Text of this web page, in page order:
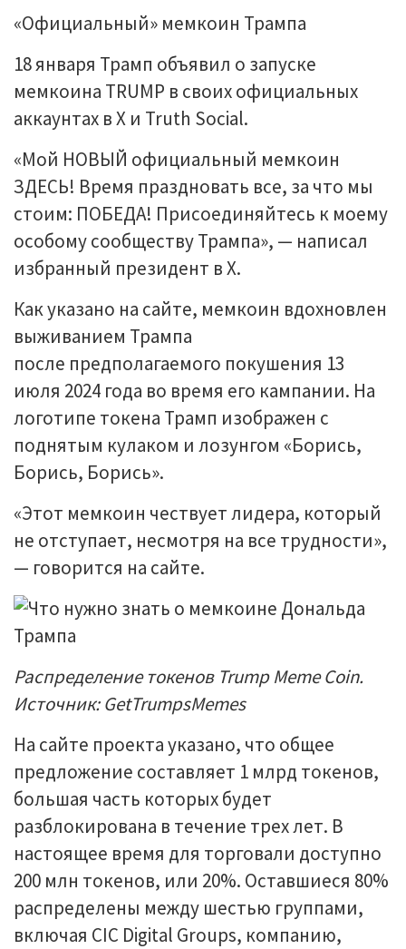
«Официальный» мемкоин Трампа
18 января Трамп объявил о запуске
мемкоина TRUMP в своих официальных
аккаунтах в X и Truth Social.
«Мой НОВЫЙ официальный мемкоин
ЗДЕСЬ! Время праздновать все, за что мы
стоим: ПОБЕДА! Присоединяйтесь к моему
особому сообществу Трампа», — написал
избранный президент в X.
Как указано на сайте, мемкоин вдохновлен
выживанием Трампа
после предполагаемого покушения 13
июля 2024 года во время его кампании. На
логотипе токена Трамп изображен с
поднятым кулаком и лозунгом «Борись,
Борись, Борись».
«Этот мемкоин чествует лидера, который
не отступает, несмотря на все трудности»,
— говорится на сайте.
Распределение токенов Trump Meme Coin.
Источник: GetTrumpsMemes
На сайте проекта указано, что общее
предложение составляет 1 млрд токенов,
большая часть которых будет
разблокирована в течение трех лет. В
настоящее время для торговали доступно
200 млн токенов, или 20%. Оставшиеся 80%
распределены между шестью группами,
включая CIC Digital Groups, компанию,